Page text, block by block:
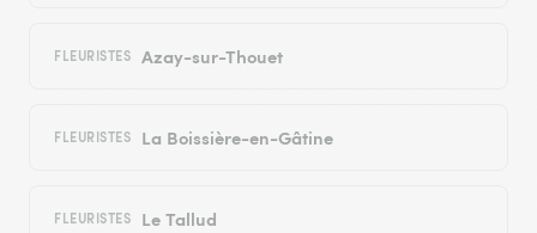
FLEURISTES Azay-sur-Thouet
FLEURISTES La Boissière-en-Gâtine
FLEURISTES Le Tallud